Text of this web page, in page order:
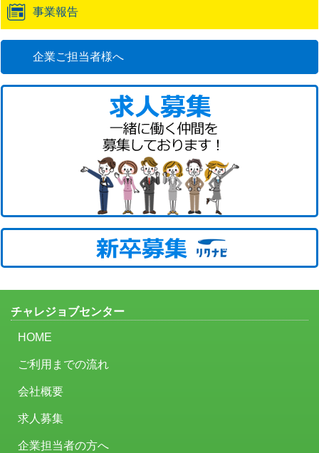
事業報告
企業ご担当者様へ
チャレジョブセンター
HOME
ご利用までの流れ
会社概要
求人募集
企業担当者の方へ